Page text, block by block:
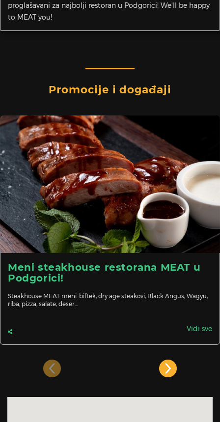
proglašavani za najbolji restoran u Podgorici! We'll be happy
to MEAT you!
Promocije i događaji
Meni steakhouse restorana MEAT u
Podgorici!
Steakhouse MEAT meni: biftek, dry age steakovi, Black Angus, Wagyu,
riba, pizza, salate, deser...
Vidi sve